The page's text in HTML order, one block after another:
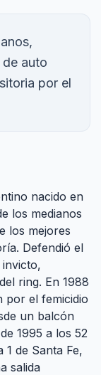
auto
por el
nacido en
los medianos
los mejores
Defendió el
ring. En 1988
por el femicidio
un balcón
1995 a los 52
de Santa Fe,
salida